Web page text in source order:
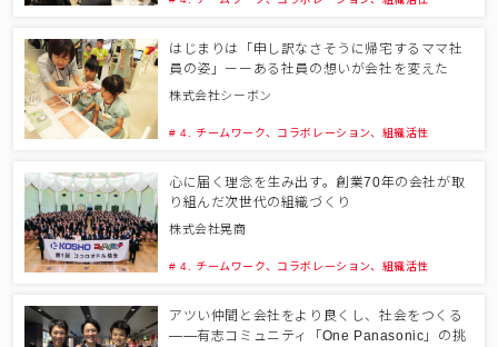
はじまりは「申し訳なさそうに帰宅するママ社
員の姿」ーーある社員の想いが会社を変えた
株式会社シーボン
# 4. チームワーク、コラボレーション、組織活性
心に届く理念を生み出す。創業70年の会社が取
り組んだ次世代の組織づくり
株式会社晃商
# 4. チームワーク、コラボレーション、組織活性
アツい仲間と会社をより良くし、社会をつくる
――有志コミュニティ「One Panasonic」の挑